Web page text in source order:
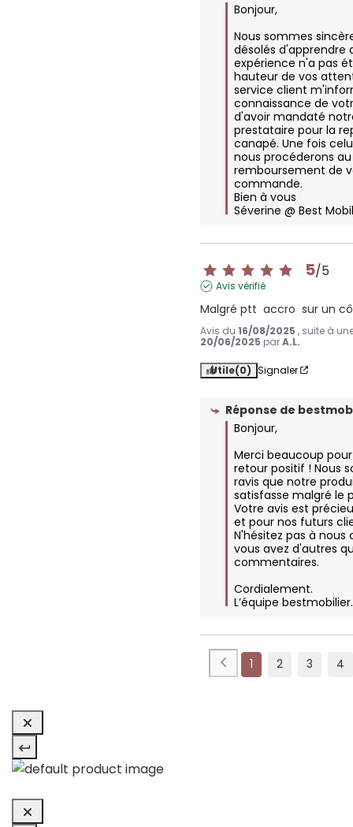
Bonjour,
Nous sommes
désolés d'apprendre
expérience n'a pas
hauteur de vos
service client
connaissance de
d'avoir mandaté
prestataire pour la
canapé. Une fois
nous procéderons au
remboursement de
commande.
Bien à vous
Séverine @ Best
5/5
Avis vérifié
Malgré ptt  accro  sur un
Avis du16/08/2025 , suite à
20/06/2025 parA.L.
Utile(0) Signaler
Réponse de
Bonjour,
Merci beaucoup
retour positif ! Nous
ravis que notre
satisfasse malgré le
Votre avis est
et pour nos futurs
N'hésitez pas à
vous avez d'autres
commentaires.
Cordialement.
L’équipe
1 2 3 4